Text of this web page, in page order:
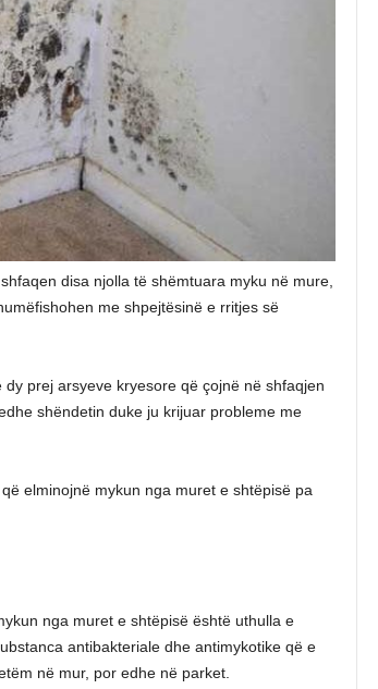
disa njolla të shëmtuara myku në mure,
me shpejtësinë e rritjes së
prej arsyeve kryesore që çojnë në shfaqjen
shëndetin duke ju krijuar probleme me
elminojnë mykun nga muret e shtëpisë pa
nga muret e shtëpisë është uthulla e
antibakteriale dhe antimykotike që e
në mur, por edhe në parket.